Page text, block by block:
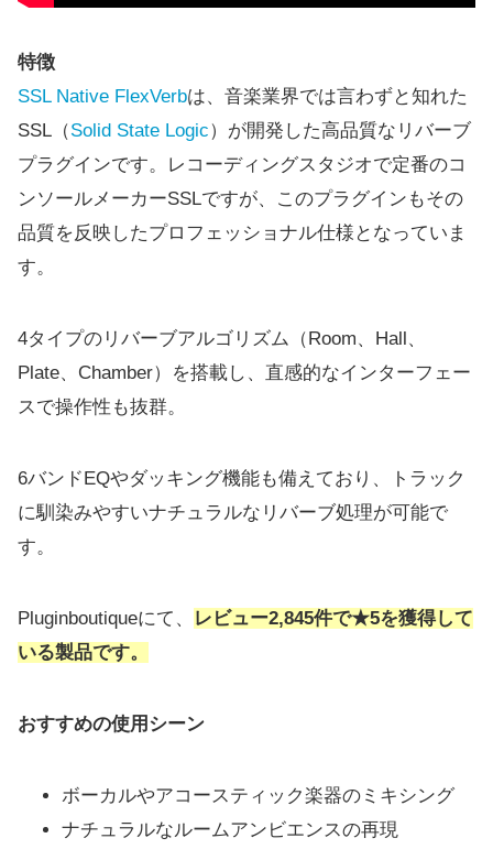
特徴
SSL Native FlexVerbは、音楽業界では言わずと知れた
SSL（Solid State Logic）が開発した高品質なリバーブ
プラグインです。レコーディングスタジオで定番のコ
ンソールメーカーSSLですが、このプラグインもその
品質を反映したプロフェッショナル仕様となっていま
す。
4タイプのリバーブアルゴリズム（Room、Hall、
Plate、Chamber）を搭載し、直感的なインターフェー
スで操作性も抜群。
6バンドEQやダッキング機能も備えており、トラック
に馴染みやすいナチュラルなリバーブ処理が可能で
す。
Pluginboutiqueにて、
レビュー2,845件で★5を獲得して
いる製品です。
おすすめの使用シーン
ボーカルやアコースティック楽器のミキシング
ナチュラルなルームアンビエンスの再現